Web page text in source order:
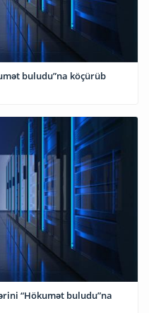
buludu”na köçürüb
“Hökumət buludu”na